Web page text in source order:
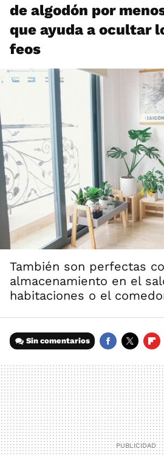
de algodón por
que ayuda a ocultar
feos
También son perfectas
almacenamiento en el
habitaciones o el
Sin comentarios